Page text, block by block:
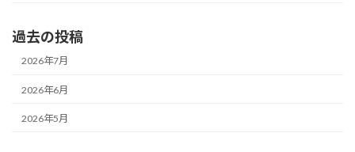
過去の投稿
2026年7月
2026年6月
2026年5月